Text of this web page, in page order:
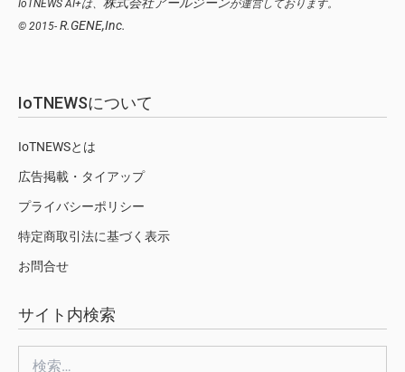
IoTNEWS AI+は、
が運営しております。
© 2015- R.GENE,Inc.
IoTNEWSについて
IoTNEWSとは
広告掲載・タイアップ
プライバシーポリシー
特定商取引法に基づく表示
お問合せ
サイト内検索